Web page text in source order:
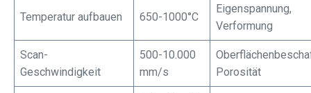
Temperatur aufbauen 650-1000°C
Eigenspannung,
Verformung
Scan-
Geschwindigkeit
500-10.000
mm/s
Porosität